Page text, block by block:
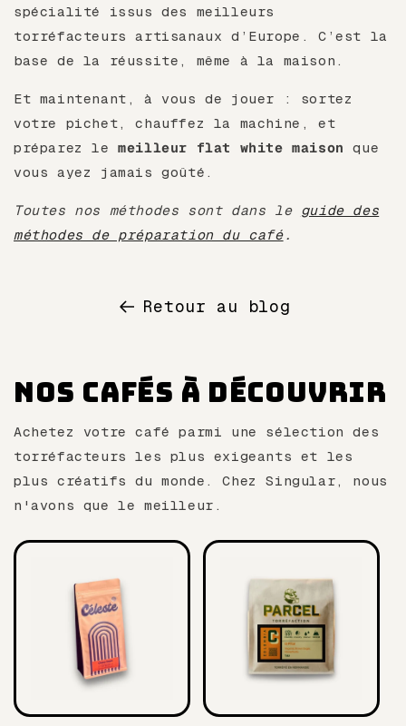
spécialité issus des meilleurs
torréfacteurs artisanaux d’Europe. C’est la
base de la réussite, même à la maison.
Et maintenant, à vous de jouer : sortez
votre pichet, chauffez la machine, et
préparez lemeilleur flat white maison que
vous ayez jamais goûté.
Toutes nos méthodes sont dans le guide des
méthodes de préparation du café.
Retour au blog
Nos cafés à découvrir
Achetez votre café parmi une sélection des
torréfacteurs les plus exigeants et les
plus créatifs du monde. Chez Singular, nous
n'avons que le meilleur.